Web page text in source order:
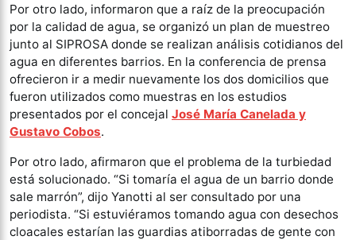
Por otro lado, informaron que a raíz de la preocupación
por la calidad de agua, se organizó un plan de muestreo
junto al SIPROSA donde se realizan análisis cotidianos del
agua en diferentes barrios. En la conferencia de prensa
ofrecieron ir a medir nuevamente los dos domicilios que
fueron utilizados como muestras en los estudios
presentados por el concejal José María Canelada y
Gustavo Cobos.
Por otro lado, afirmaron que el problema de la turbiedad
está solucionado. “Si tomaría el agua de un barrio donde
sale marrón”, dijo Yanotti al ser consultado por una
periodista. “Si estuviéramos tomando agua con desechos
cloacales estarían las guardias atiborradas de gente con